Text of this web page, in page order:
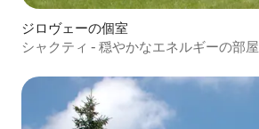
ジロヴェーの個室
シャクティ - 穏やかなエネルギーの部屋